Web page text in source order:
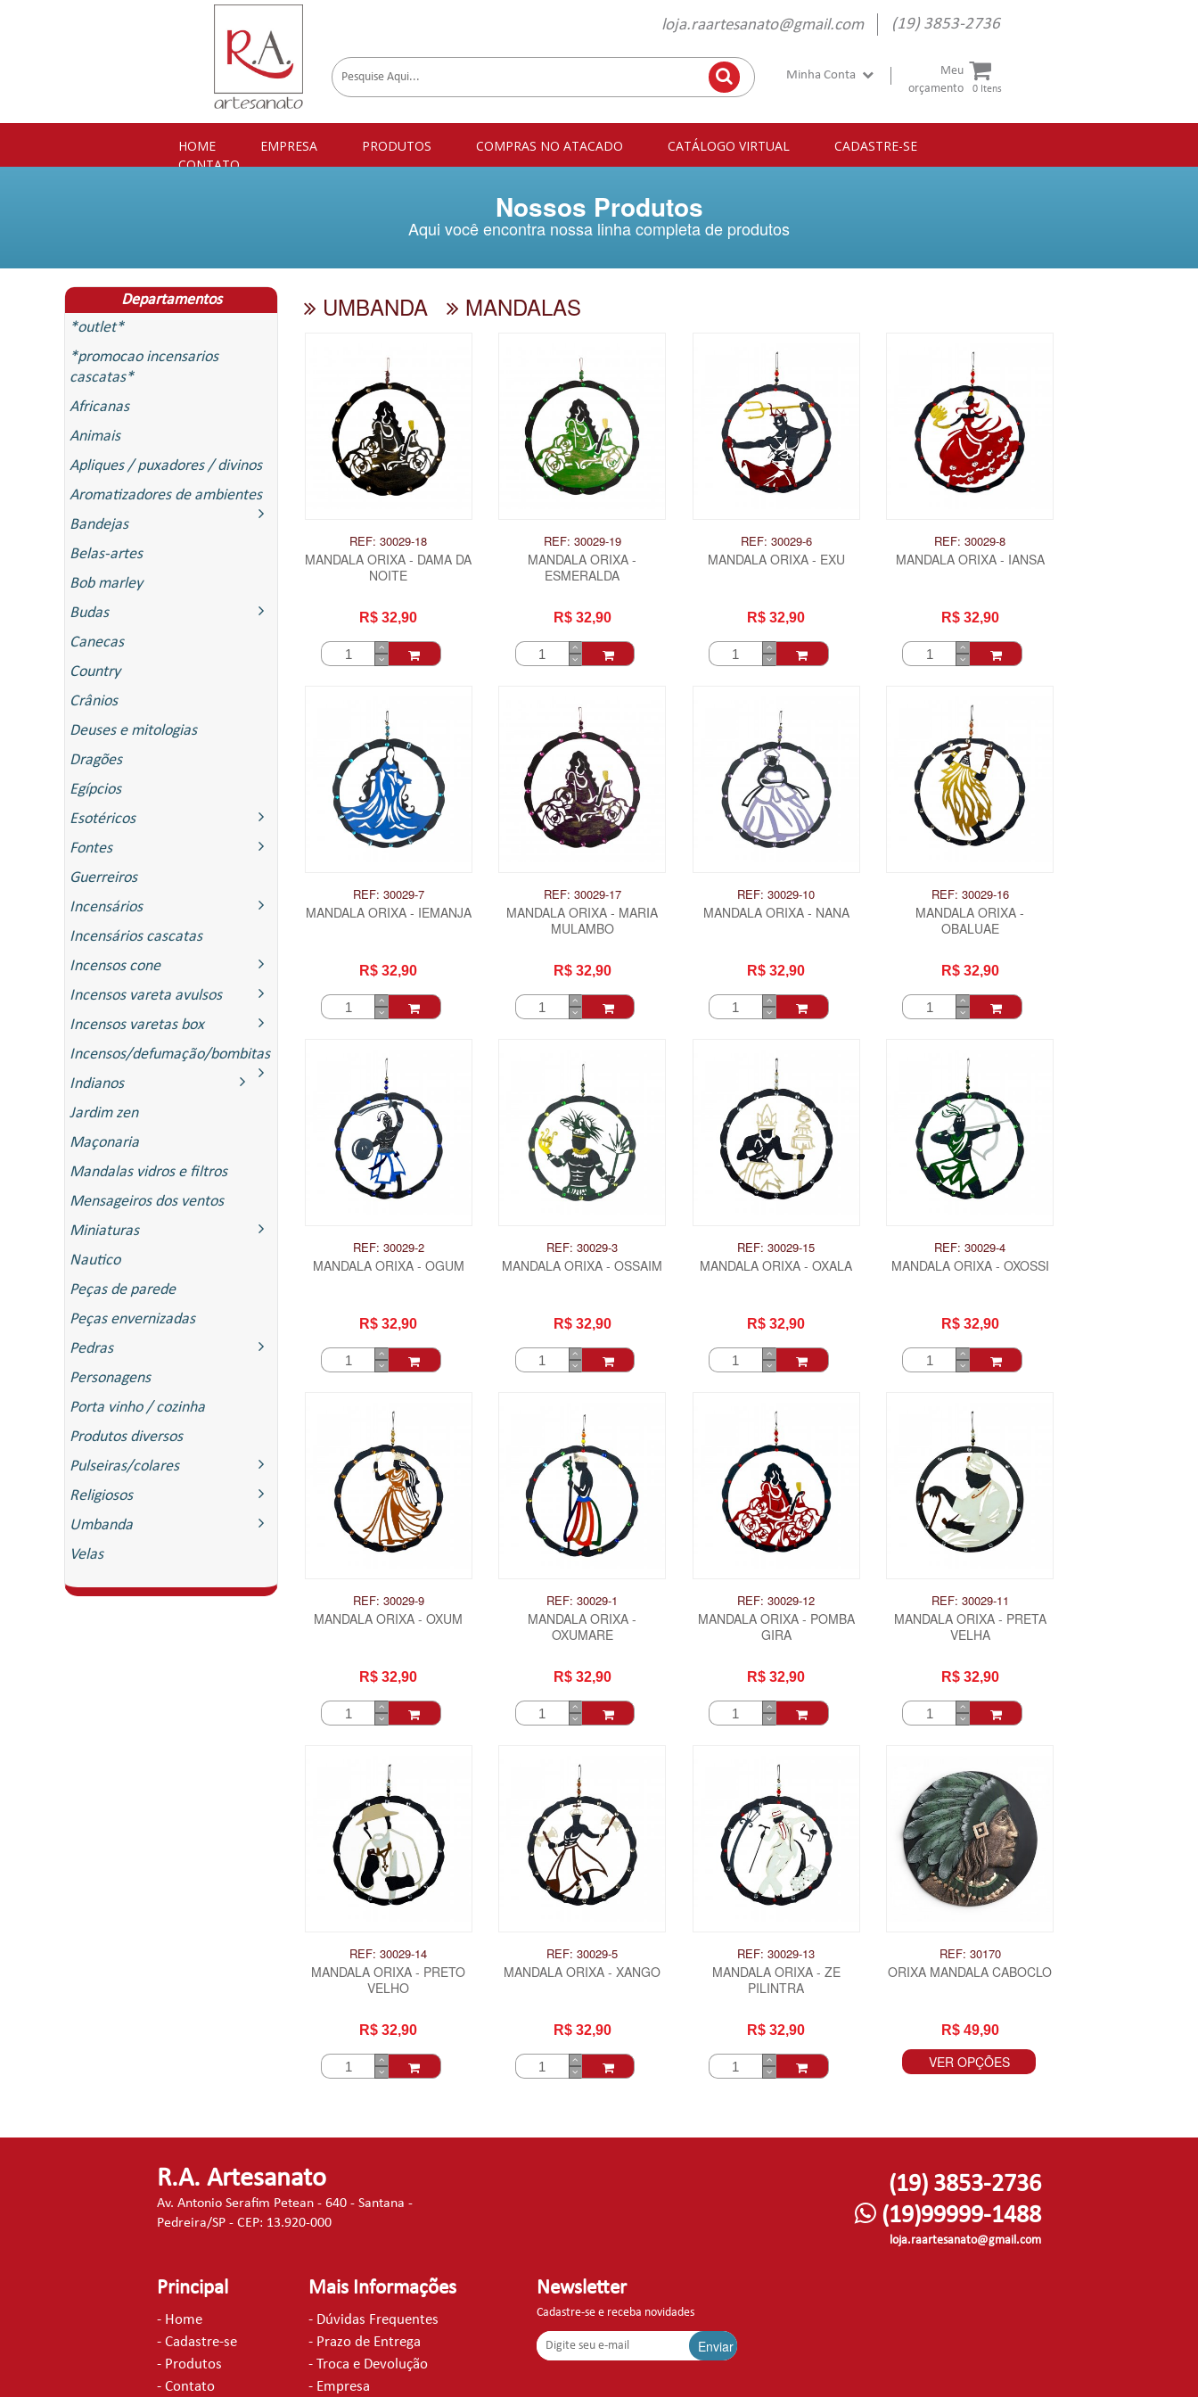
loja.raartesanato@gmail.com (19) 3853-2736
Meu
orçamento
0 Itens
Minha Conta
HOME EMPRESA PRODUTOS COMPRAS NO ATACADO CATÁLOGO VIRTUAL
CADASTRE-SE
CONTATO
Nossos Produtos
Aqui você encontra nossa linha completa de produtos
Departamentos
*outlet*
*promocao incensarios
cascatas*
Africanas
Animais
Apliques / puxadores / divinos
Aromatizadores de ambientes
Bandejas
Belas-artes
Bob marley
Budas
Canecas
Country
Crânios
Deuses e mitologias
Dragões
Egípcios
Esotéricos
Fontes
Guerreiros
Incensários
Incensários cascatas
Incensos cone
Incensos vareta avulsos
Incensos varetas box
Incensos/defumação/bombitas
Indianos
Jardim zen
Maçonaria
Mandalas vidros e filtros
Mensageiros dos ventos
Miniaturas
Nautico
Peças de parede
Peças envernizadas
Pedras
Personagens
Porta vinho / cozinha
Produtos diversos
Pulseiras/colares
Religiosos
Umbanda
Velas
UMBANDA MANDALAS
REF: 30029-18
MANDALA ORIXA - DAMA DA
NOITE
R$ 32,90
REF: 30029-19
MANDALA ORIXA -
ESMERALDA
R$ 32,90
REF: 30029-6
MANDALA ORIXA - EXU
R$ 32,90
REF: 30029-8
MANDALA ORIXA - IANSA
R$ 32,90
REF: 30029-7
MANDALA ORIXA - IEMANJA
R$ 32,90
REF: 30029-17
MANDALA ORIXA - MARIA
MULAMBO
R$ 32,90
REF: 30029-10
MANDALA ORIXA - NANA
R$ 32,90
REF: 30029-16
MANDALA ORIXA -
OBALUAE
R$ 32,90
REF: 30029-2
MANDALA ORIXA - OGUM
R$ 32,90
REF: 30029-3
MANDALA ORIXA - OSSAIM
R$ 32,90
REF: 30029-15
MANDALA ORIXA - OXALA
R$ 32,90
REF: 30029-4
MANDALA ORIXA - OXOSSI
R$ 32,90
REF: 30029-9
MANDALA ORIXA - OXUM
R$ 32,90
REF: 30029-1
MANDALA ORIXA -
OXUMARE
R$ 32,90
REF: 30029-12
MANDALA ORIXA - POMBA
GIRA
R$ 32,90
REF: 30029-11
MANDALA ORIXA - PRETA
VELHA
R$ 32,90
REF: 30029-14
MANDALA ORIXA - PRETO
VELHO
R$ 32,90
REF: 30029-5
MANDALA ORIXA - XANGO
R$ 32,90
REF: 30029-13
MANDALA ORIXA - ZE
PILINTRA
R$ 32,90
REF: 30170
ORIXA MANDALA CABOCLO
R$ 49,90
VER OPÇÕES
R.A. Artesanato
Av. Antonio Serafim Petean - 640 - Santana -
Pedreira/SP - CEP: 13.920-000
(19) 3853-2736
(19)99999-1488
loja.raartesanato@gmail.com
Principal
- Home
- Cadastre-se
- Produtos
- Contato
Mais Informações
- Dúvidas Frequentes
- Prazo de Entrega
- Troca e Devolução
- Empresa
Newsletter
Cadastre-se e receba novidades
Enviar